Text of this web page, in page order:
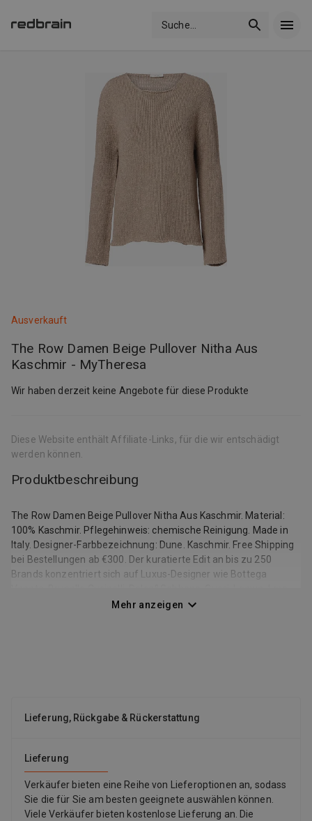
Suche
Ausverkauft
The Row Damen Beige Pullover Nitha Aus
Kaschmir - MyTheresa
Wir haben derzeit keine Angebote für diese Produkte
Diese Website enthält Affiliate-Links, für die wir entschädigt
werden können.
Produktbeschreibung
The Row Damen Beige Pullover Nitha Aus Kaschmir. Material:
100% Kaschmir. Pflegehinweis: chemische Reinigung. Made in
Italy. Designer-Farbbezeichnung: Dune. Kaschmir. Free Shipping
bei Bestellungen ab €300. Der kuratierte Edit an bis zu 250
Brands konzentriert sich auf Luxus-Designer wie Bottega
Piana, Moncler, Prada, Saint Laurent, The Row, Valentino und
Mehr anzeigen
Lieferung, Rückgabe & Rückerstattung
Lieferung
Verkäufer bieten eine Reihe von Lieferoptionen an, sodass
Sie die für Sie am besten geeignete auswählen können.
Viele Verkäufer bieten kostenlose Lieferung an. Die